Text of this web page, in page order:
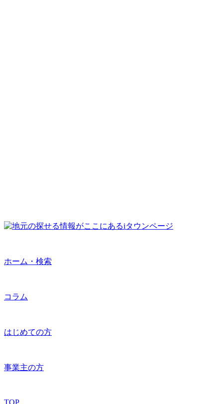
ホーム・検索
コラム
はじめての方
事業主の方
TOP